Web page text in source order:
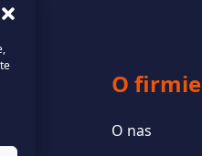
O firmie
O nas